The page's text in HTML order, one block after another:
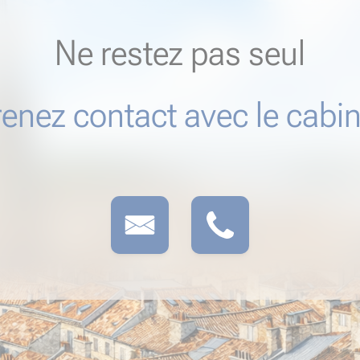
Ne restez pas seul
contact avec le